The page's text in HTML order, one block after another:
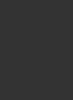
4“ für
durch